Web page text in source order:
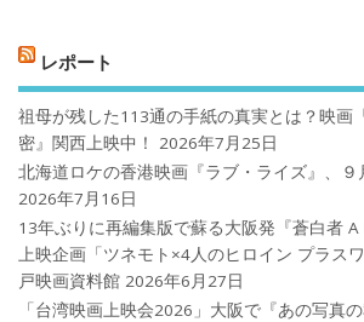
レポート
祖母が残した113通の手紙の真実とは？映画
密』関西上映中！
2026年7月25日
北海道ロケの香港映画『ラブ・ライズ』、９
2026年7月16日
13年ぶりに再編集版で蘇る大阪発『蒼白者
上映企画「ツネモト×4人のヒロイン プラス
戸映画資料館 2026年6月27日
「台湾映画上映会2026」大阪で『あの写真